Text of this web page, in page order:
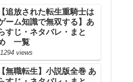
【追放された転生重騎士は
ーム知識で無双する】あ
すじ・ネタバレ・まと
一覧
1294 views
【無職転生】小説版全巻 あ